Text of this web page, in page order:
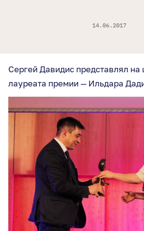
14.06.2017
Сергей Давидис представлял на
лауреата премии — Ильдара